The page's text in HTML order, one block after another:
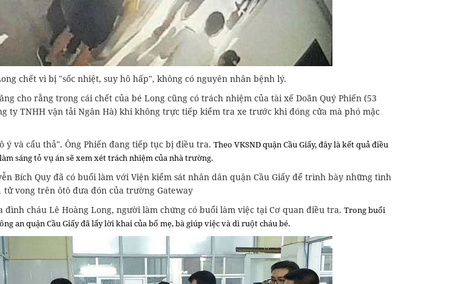
chết vì bị "sốc nhiệt, suy hô hấp", không có nguyên nhân bệnh lý.
cho rằng trong cái chết của bé Long cũng có trách nhiệm của tài xế Doãn Quý Phiến (53
ty TNHH vận tải Ngân Hà) khi không trực tiếp kiểm tra xe trước khi đóng cửa mà phó mặc
ý và cẩu thả". Ông Phiến đang tiếp tục bị điều tra. Theo VKSND quận Cầu Giấy, đây là kết quả điều
sáng tỏ vụ án sẽ xem xét trách nhiệm của nhà trường.
Bích Quy đã có buổi làm với Viện kiểm sát nhân dân quận Cầu Giấy để trình bày những tình
vong trên ôtô đưa đón của trường Gateway
đình cháu Lê Hoàng Long, người làm chứng có buổi làm việc tại Cơ quan điều tra. Trong buổi
an quận Cầu Giấy đã lấy lời khai của bố mẹ, bà giúp việc và dì ruột cháu bé.